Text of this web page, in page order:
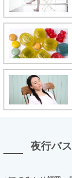
夜行バ